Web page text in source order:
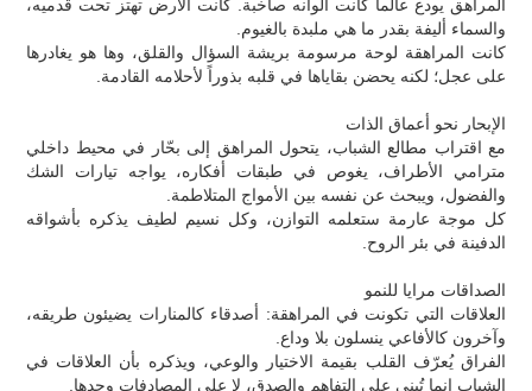
المراهق يودع عالماً كانت ألوانه صاخبة. كانت الأرض تهتز تحت قدميه،
والسماء أليفة بقدر ما هي ملبدة بالغيوم.
كانت المراهقة لوحة مرسومة بريشة السؤال والقلق، وها هو يغادرها
على عجل؛ لكنه يحضن بقاياها في قلبه بذوراً لأحلامه القادمة.
الإبحار نحو أعماق الذات
مع اقتراب مطالع الشباب، يتحول المراهق إلى بحّار في محيط داخلي
مترامي الأطراف، يغوص في طبقات أفكاره، يواجه تيارات الشك
والفضول، ويبحث عن نفسه بين الأمواج المتلاطمة.
كل موجة عارمة ستعلمه التوازن، وكل نسيم لطيف يذكره بأشواقه
الدفينة في بئر الروح.
الصداقات مرايا للنمو
العلاقات التي تكونت في المراهقة: أصدقاء كالمنارات يضيئون طريقه،
وآخرون كالأفاعي ينسلون بلا وداع.
الفراق يُعرّف القلب بقيمة الاختيار والوعي، ويذكره بأن العلاقات في
الشباب إنما تُبنى على التفاهم والصدق، لا على المصادفات وحدها.